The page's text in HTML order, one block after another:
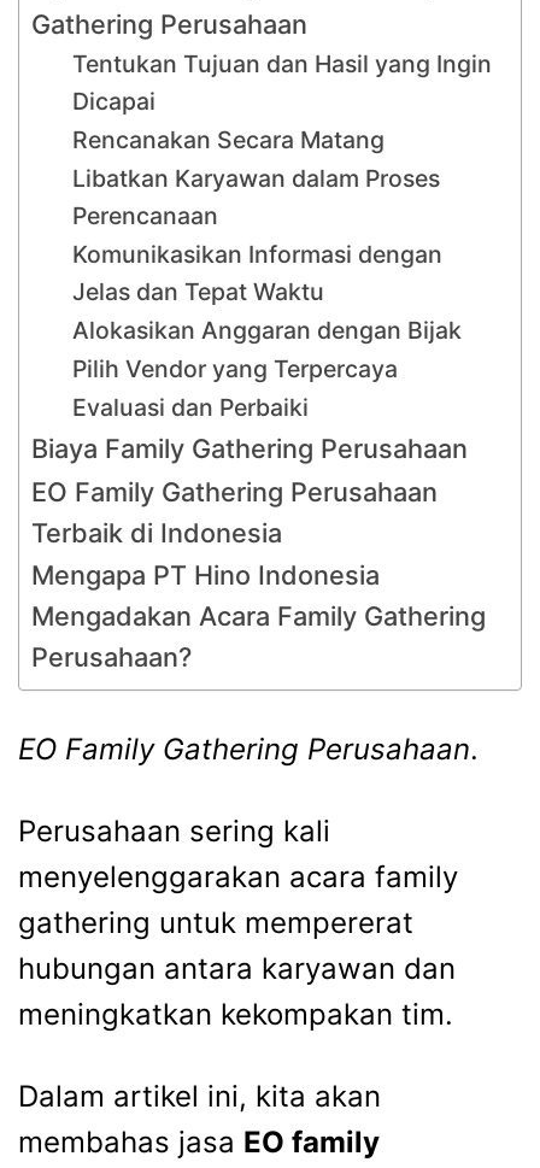
Gathering Perusahaan
Tentukan Tujuan dan Hasil yang Ingin
Dicapai
Rencanakan Secara Matang
Libatkan Karyawan dalam Proses
Perencanaan
Komunikasikan Informasi dengan
Jelas dan Tepat Waktu
Alokasikan Anggaran dengan Bijak
Pilih Vendor yang Terpercaya
Evaluasi dan Perbaiki
Biaya Family Gathering Perusahaan
EO Family Gathering Perusahaan
Terbaik di Indonesia
Mengapa PT Hino Indonesia
Mengadakan Acara Family Gathering
Perusahaan?
EO Family Gathering Perusahaan.
Perusahaan sering kali
menyelenggarakan acara family
gathering untuk mempererat
hubungan antara karyawan dan
meningkatkan kekompakan tim.
Dalam artikel ini, kita akan
membahas jasa EO family